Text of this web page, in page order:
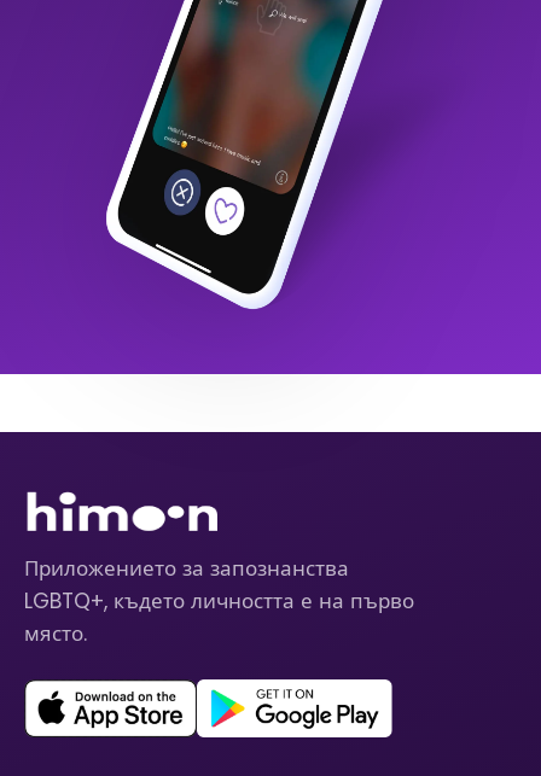
Приложението за запознанства
LGBTQ+, където личността е на първо
място.